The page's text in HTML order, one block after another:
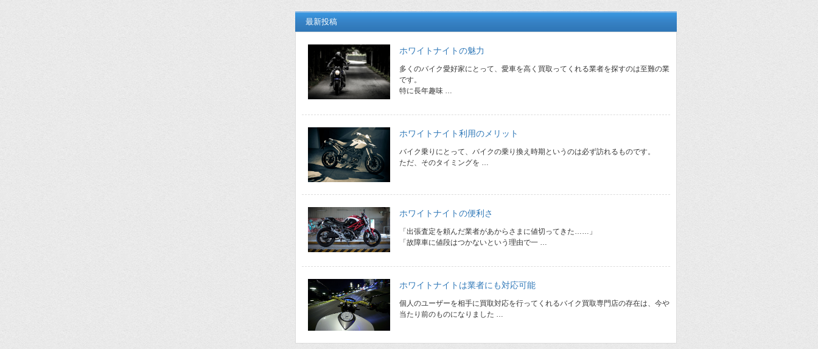
最新投稿
ホワイトナイトの魅力
多くのバイク愛好家にとって、愛車を高く買取ってくれる業者を探すのは至難の業
です。
特に長年趣味 …
ホワイトナイト利用のメリット
バイク乗りにとって、バイクの乗り換え時期というのは必ず訪れるものです。
ただ、そのタイミングを …
ホワイトナイトの便利さ
「出張査定を頼んだ業者があからさまに値切ってきた……」
「故障車に値段はつかないという理由で一 …
ホワイトナイトは業者にも対応可能
個人のユーザーを相手に買取対応を行ってくれるバイク買取専門店の存在は、今や
当たり前のものになりました …